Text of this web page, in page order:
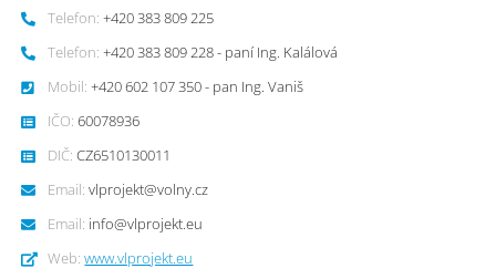
Telefon: +420 383 809 225
Telefon: +420 383 809 228 - paní Ing. Kalálová
Mobil: +420 602 107 350 - pan Ing. Vaniš
IČO: 60078936
DIČ: CZ6510130011
Email: vlprojekt@volny.cz
Email: info@vlprojekt.eu
Web: www.vlprojekt.eu